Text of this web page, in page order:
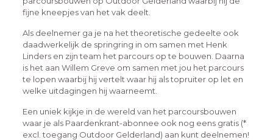
fijne kneepjes van het vak deelt.
Als deelnemer ga je na het theoretische gedeelte ook
daadwerkelijk de springring in om samen met Henk
Linders en zijn team het parcours op te bouwen. Daarna
is het aan Willem Greve om samen met jou het parcours
te lopen waarbij hij vertelt waar hij als topruiter op let en
welke uitdagingen hij waarneemt.
Een uniek kijkje in de wereld van het parcoursbouwen
waar je als Paardenkrant-abonnee ook nog eens gratis (*
excl. toegang Outdoor Gelderland) aan kunt deelnemen!